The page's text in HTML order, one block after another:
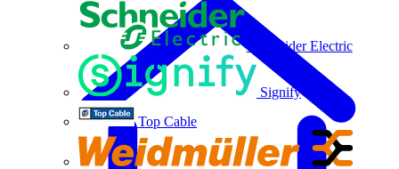
Schneider Electric
Signify
Top Cable